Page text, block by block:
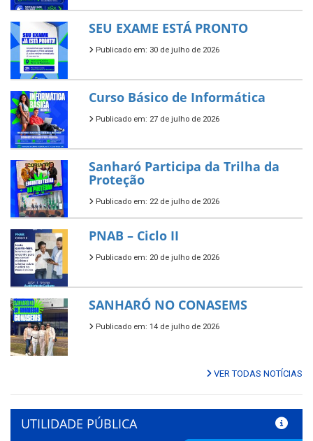
SEU EXAME ESTÁ PRONTO
Publicado em: 30 de julho de 2026
Curso Básico de Informática
Publicado em: 27 de julho de 2026
Sanharó Participa da Trilha da
Proteção
Publicado em: 22 de julho de 2026
PNAB – Ciclo II
Publicado em: 20 de julho de 2026
SANHARÓ NO CONASEMS
Publicado em: 14 de julho de 2026
VER TODAS NOTÍCIAS
UTILIDADE PÚBLICA